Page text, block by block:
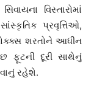
વિસ્તારોમાં
પ્રવૃત્તિઓ,
શરતોને આધીન
ફૂટની દૂરી સાથેનું
રહેશે.